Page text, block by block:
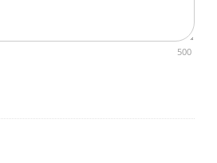
500